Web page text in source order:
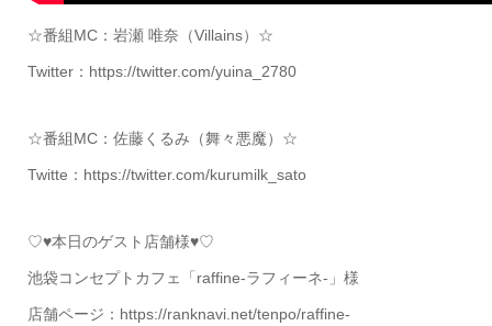
☆番組MC：岩瀬 唯奈（Villains）☆
Twitter：https://twitter.com/yuina_2780
☆番組MC：佐藤くるみ（舞々悪魔）☆
Twitte：https://twitter.com/kurumilk_sato
♡♥本日のゲスト店舗様♥♡
池袋コンセプトカフェ「raffine-ラフィーネ-」様
店舗ページ：https://ranknavi.net/tenpo/raffine-